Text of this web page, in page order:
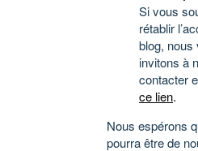
Si vous
rétablir
blog, nous
invitons à
contacter
ce lien.
Nous espérons
pourra être de